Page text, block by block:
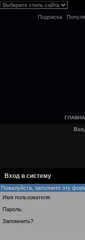
Подписка
Вход в систему
Пожалуйста, заполните эту
Имя пользователя:
Пароль:
Запомнить?